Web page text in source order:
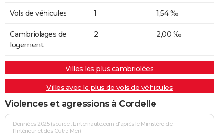
Vols de véhicules 1 1,54 ‰
Cambriolages de
logement
2 2,00 ‰
Villes les plus cambriolées
Villes avec le plus de vols de véhicules
Violences et agressions à Cordelle
Données 2025 (source : Linternaute.com d'après le Ministère de
l'Intérieur et des Outre-Mer)